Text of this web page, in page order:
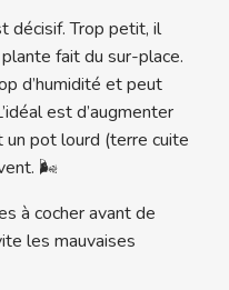
décisif. Trop petit, il
fait du sur-place.
d’humidité et peut
est d’augmenter
pot lourd (terre cuite
🌬️
à cocher avant de
les mauvaises